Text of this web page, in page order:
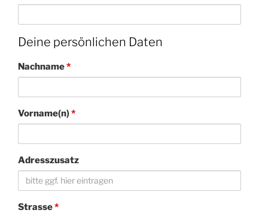
Deine persönlichen Daten
Nachname*
Vorname(n)*
Adresszusatz
Strasse*